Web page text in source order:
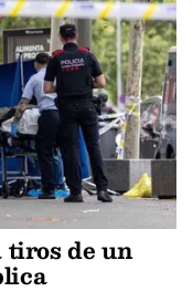
tiros de un